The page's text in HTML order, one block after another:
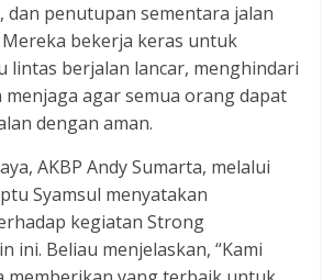
dan penutupan sementara jalan
bekerja keras untuk
lintas berjalan lancar, menghindari
menjaga agar semua orang dapat
dengan aman.
AKBP Andy Sumarta, melalui
Syamsul menyatakan
kegiatan Strong
ini. Beliau menjelaskan, “Kami